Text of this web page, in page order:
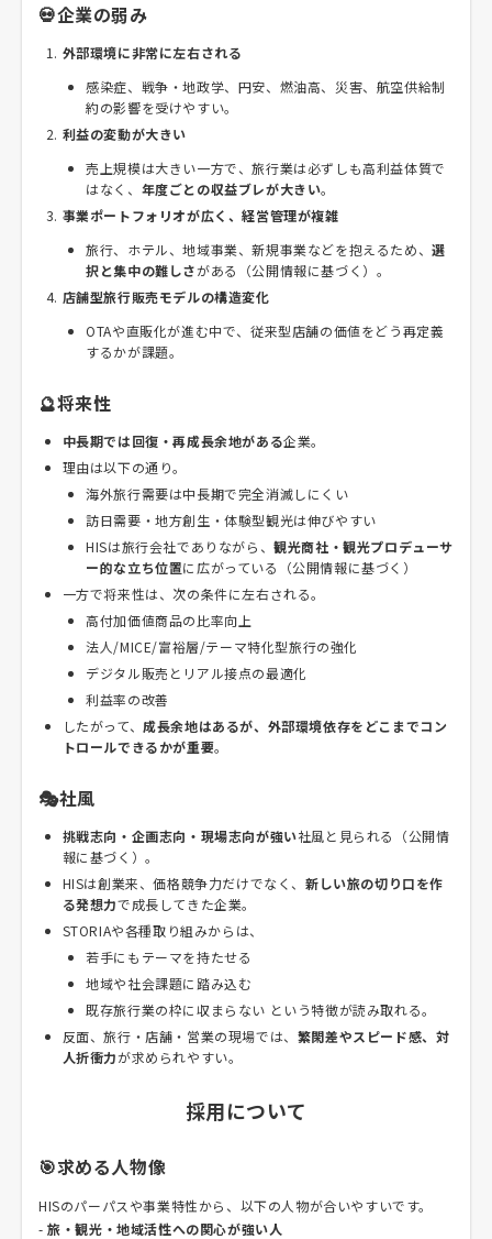
💀企業の弱み
外部環境に非常に左右される
感染症、戦争・地政学、円安、燃油高、災害、航空供給制
約の影響を受けやすい。
利益の変動が大きい
売上規模は大きい一方で、旅行業は必ずしも高利益体質で
はなく、 年度ごとの収益ブレが大きい。
事業ポートフォリオが広く、経営管理が複雑
旅行、ホテル、地域事業、新規事業などを抱えるため、選
択と集中の難しさがある（公開情報に基づく）。
店舗型旅行販売モデルの構造変化
OTAや直販化が進む中で、従来型店舗の価値をどう再定義
するかが課題。
🔮将来性
中長期では回復・再成長余地がある企業。
理由は以下の通り。
海外旅行需要は中長期で完全消滅しにくい
訪日需要・地方創生・体験型観光は伸びやすい
HISは旅行会社でありながら、観光商社・観光プロデューサ
ー的な立ち位置に広がっている（公開情報に基づく）
一方で将来性は、次の条件に左右される。
高付加価値商品の比率向上
法人/MICE/富裕層/テーマ特化型旅行の強化
デジタル販売とリアル接点の最適化
利益率の改善
したがって、成長余地はあるが、外部環境依存をどこまでコン
トロールできるかが重要。
🎭社風
挑戦志向・企画志向・現場志向が強い社風と見られる（公開情
報に基づく）。
HISは創業来、価格競争力だけでなく、 新しい旅の切り口を作
る発想力で成長してきた企業。
STORIAや各種取り組みからは、
若手にもテーマを持たせる
地域や社会課題に踏み込む
既存旅行業の枠に収まらない という特徴が読み取れる。
反面、旅行・店舗・営業の現場では、 繁閑差やスピード感、対
人折衝力が求められやすい。
採用について
🎯求める人物像
HISのパーパスや事業特性から、以下の人物が合いやすいです。
-旅・観光・地域活性への関心が強い人